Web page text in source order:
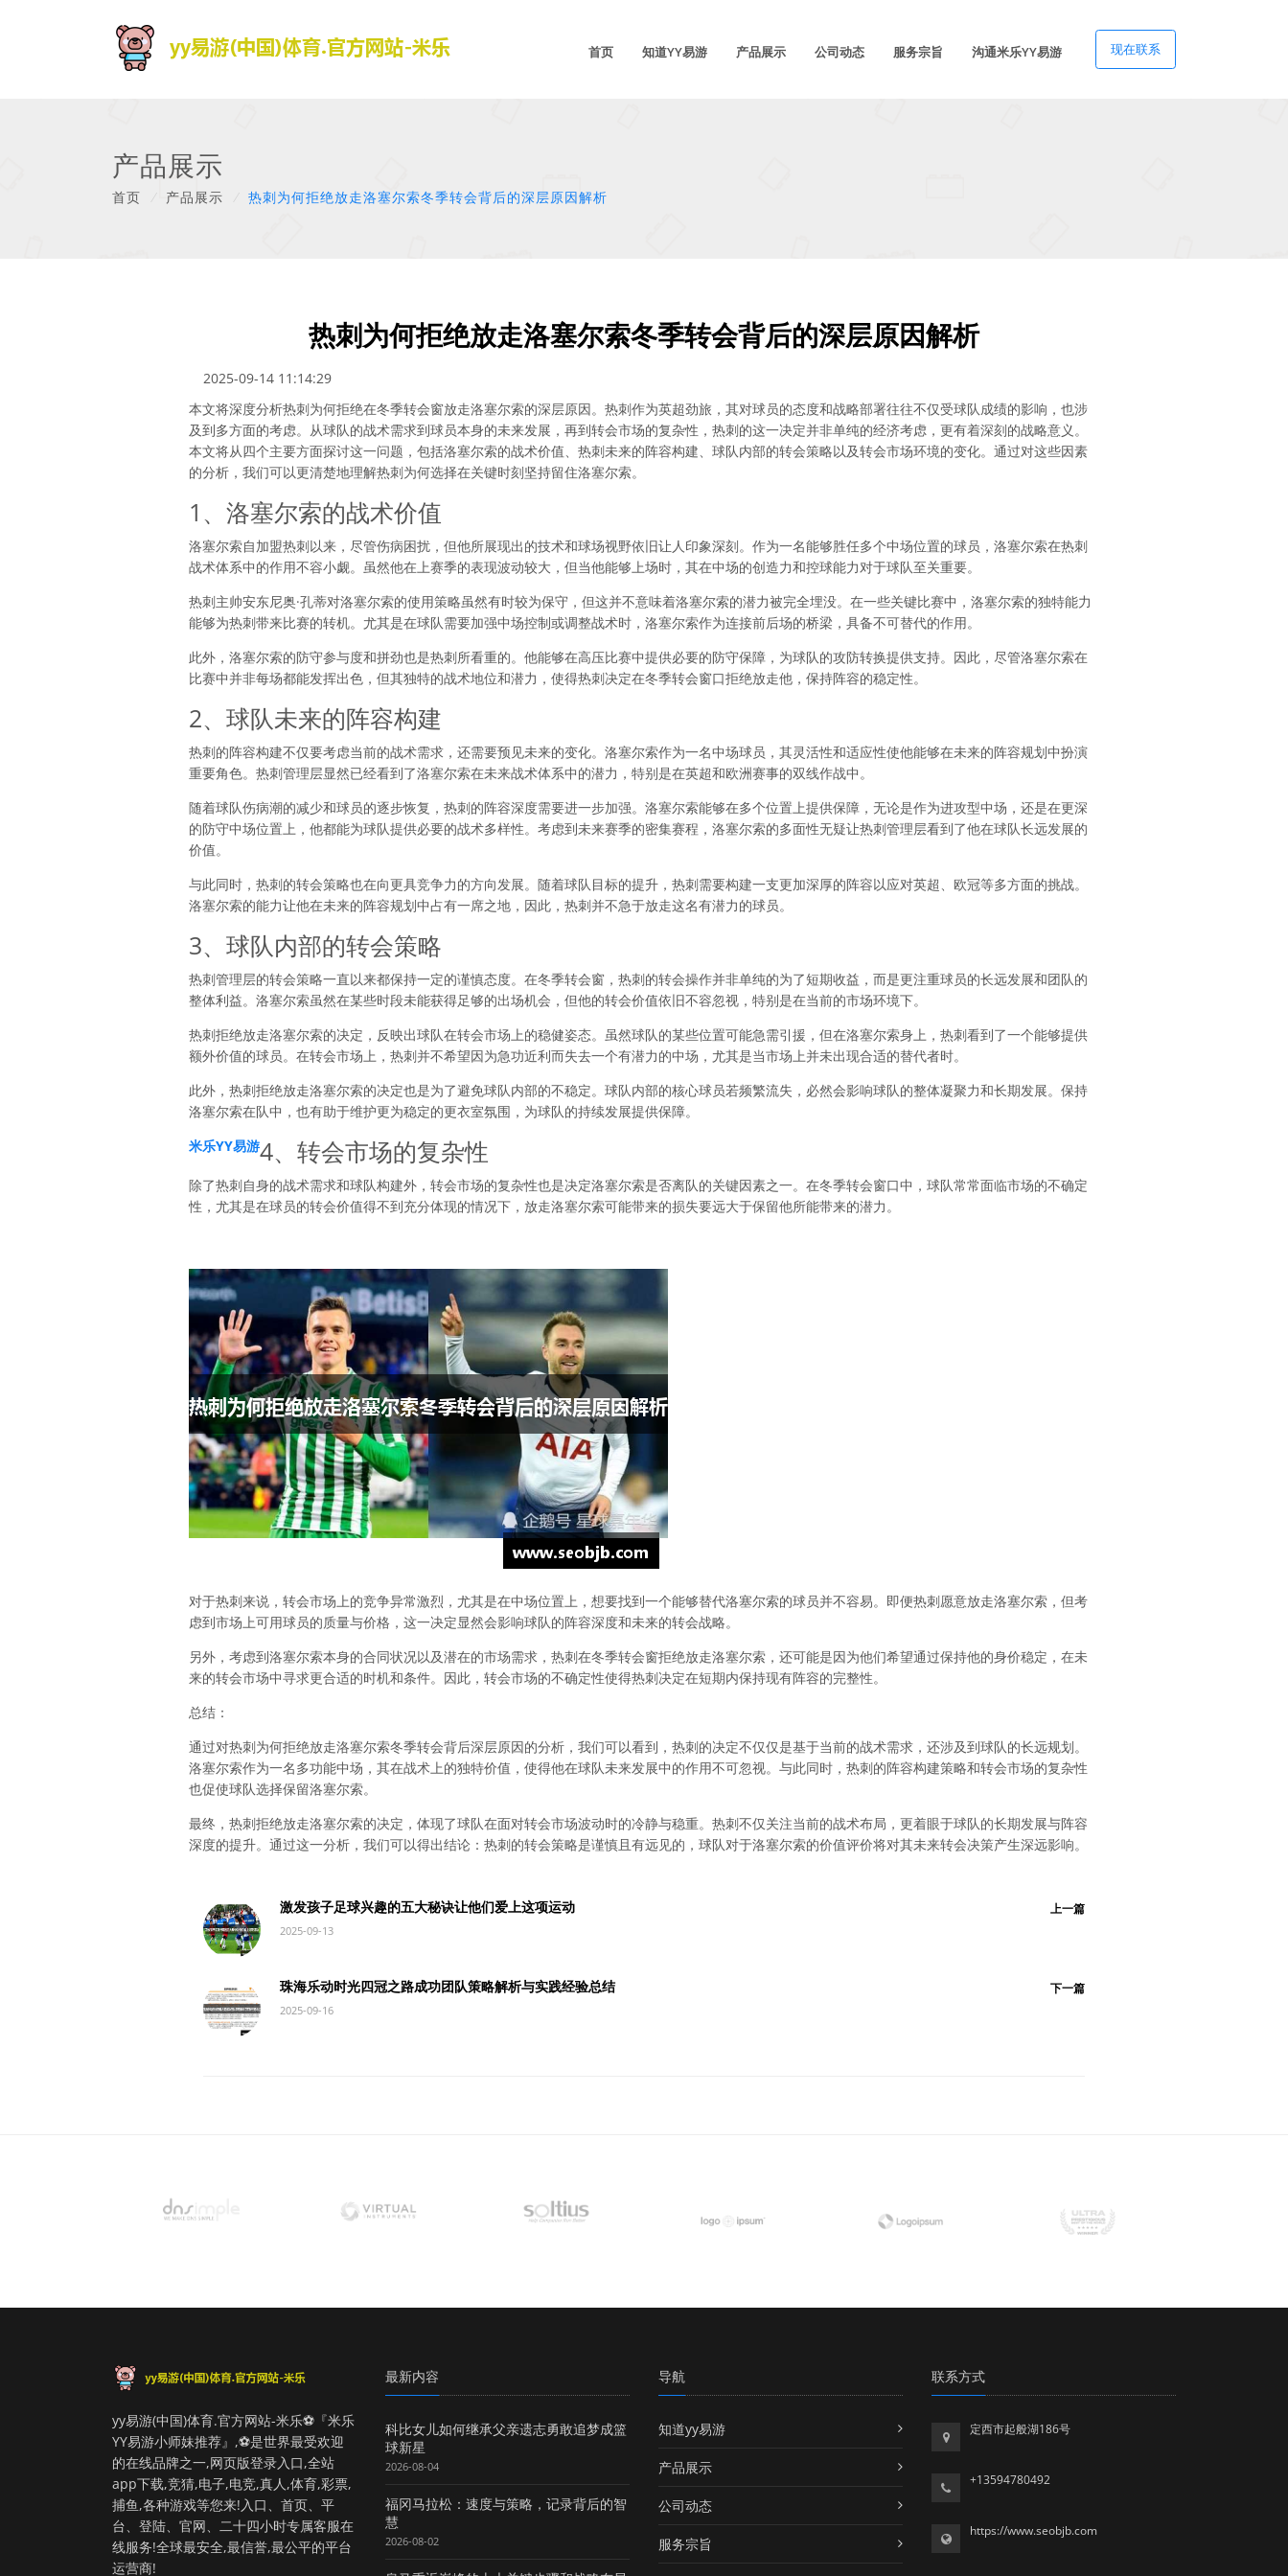
首页 知道YY易游 产品展示 公司动态 服务宗旨 沟通米乐YY易游 现在联系
产品展示
首页 产品展示 热刺为何拒绝放走洛塞尔索冬季转会背后的深层原因解析
热刺为何拒绝放走洛塞尔索冬季转会背后的深层原因解析
2025-09-14 11:14:29
本文将深度分析热刺为何拒绝在冬季转会窗放走洛塞尔索的深层原因。热刺作为英超劲旅，其对球员的态度和战略部署往往不仅受球队成绩的影响，也涉
及到多方面的考虑。从球队的战术需求到球员本身的未来发展，再到转会市场的复杂性，热刺的这一决定并非单纯的经济考虑，更有着深刻的战略意义。
本文将从四个主要方面探讨这一问题，包括洛塞尔索的战术价值、热刺未来的阵容构建、球队内部的转会策略以及转会市场环境的变化。通过对这些因素
的分析，我们可以更清楚地理解热刺为何选择在关键时刻坚持留住洛塞尔索。
1、洛塞尔索的战术价值
洛塞尔索自加盟热刺以来，尽管伤病困扰，但他所展现出的技术和球场视野依旧让人印象深刻。作为一名能够胜任多个中场位置的球员，洛塞尔索在热刺
战术体系中的作用不容小觑。虽然他在上赛季的表现波动较大，但当他能够上场时，其在中场的创造力和控球能力对于球队至关重要。
热刺主帅安东尼奥·孔蒂对洛塞尔索的使用策略虽然有时较为保守，但这并不意味着洛塞尔索的潜力被完全埋没。在一些关键比赛中，洛塞尔索的独特能力
能够为热刺带来比赛的转机。尤其是在球队需要加强中场控制或调整战术时，洛塞尔索作为连接前后场的桥梁，具备不可替代的作用。
此外，洛塞尔索的防守参与度和拼劲也是热刺所看重的。他能够在高压比赛中提供必要的防守保障，为球队的攻防转换提供支持。因此，尽管洛塞尔索在
比赛中并非每场都能发挥出色，但其独特的战术地位和潜力，使得热刺决定在冬季转会窗口拒绝放走他，保持阵容的稳定性。
2、球队未来的阵容构建
热刺的阵容构建不仅要考虑当前的战术需求，还需要预见未来的变化。洛塞尔索作为一名中场球员，其灵活性和适应性使他能够在未来的阵容规划中扮演
重要角色。热刺管理层显然已经看到了洛塞尔索在未来战术体系中的潜力，特别是在英超和欧洲赛事的双线作战中。
随着球队伤病潮的减少和球员的逐步恢复，热刺的阵容深度需要进一步加强。洛塞尔索能够在多个位置上提供保障，无论是作为进攻型中场，还是在更深
的防守中场位置上，他都能为球队提供必要的战术多样性。考虑到未来赛季的密集赛程，洛塞尔索的多面性无疑让热刺管理层看到了他在球队长远发展的
价值。
与此同时，热刺的转会策略也在向更具竞争力的方向发展。随着球队目标的提升，热刺需要构建一支更加深厚的阵容以应对英超、欧冠等多方面的挑战。
洛塞尔索的能力让他在未来的阵容规划中占有一席之地，因此，热刺并不急于放走这名有潜力的球员。
3、球队内部的转会策略
热刺管理层的转会策略一直以来都保持一定的谨慎态度。在冬季转会窗，热刺的转会操作并非单纯的为了短期收益，而是更注重球员的长远发展和团队的
整体利益。洛塞尔索虽然在某些时段未能获得足够的出场机会，但他的转会价值依旧不容忽视，特别是在当前的市场环境下。
热刺拒绝放走洛塞尔索的决定，反映出球队在转会市场上的稳健姿态。虽然球队的某些位置可能急需引援，但在洛塞尔索身上，热刺看到了一个能够提供
额外价值的球员。在转会市场上，热刺并不希望因为急功近利而失去一个有潜力的中场，尤其是当市场上并未出现合适的替代者时。
此外，热刺拒绝放走洛塞尔索的决定也是为了避免球队内部的不稳定。球队内部的核心球员若频繁流失，必然会影响球队的整体凝聚力和长期发展。保持
洛塞尔索在队中，也有助于维护更为稳定的更衣室氛围，为球队的持续发展提供保障。
米乐YY易游4、转会市场的复杂性
除了热刺自身的战术需求和球队构建外，转会市场的复杂性也是决定洛塞尔索是否离队的关键因素之一。在冬季转会窗口中，球队常常面临市场的不确定
性，尤其是在球员的转会价值得不到充分体现的情况下，放走洛塞尔索可能带来的损失要远大于保留他所能带来的潜力。
对于热刺来说，转会市场上的竞争异常激烈，尤其是在中场位置上，想要找到一个能够替代洛塞尔索的球员并不容易。即便热刺愿意放走洛塞尔索，但考
虑到市场上可用球员的质量与价格，这一决定显然会影响球队的阵容深度和未来的转会战略。
另外，考虑到洛塞尔索本身的合同状况以及潜在的市场需求，热刺在冬季转会窗拒绝放走洛塞尔索，还可能是因为他们希望通过保持他的身价稳定，在未
来的转会市场中寻求更合适的时机和条件。因此，转会市场的不确定性使得热刺决定在短期内保持现有阵容的完整性。
总结：
通过对热刺为何拒绝放走洛塞尔索冬季转会背后深层原因的分析，我们可以看到，热刺的决定不仅仅是基于当前的战术需求，还涉及到球队的长远规划。
洛塞尔索作为一名多功能中场，其在战术上的独特价值，使得他在球队未来发展中的作用不可忽视。与此同时，热刺的阵容构建策略和转会市场的复杂性
也促使球队选择保留洛塞尔索。
最终，热刺拒绝放走洛塞尔索的决定，体现了球队在面对转会市场波动时的冷静与稳重。热刺不仅关注当前的战术布局，更着眼于球队的长期发展与阵容
深度的提升。通过这一分析，我们可以得出结论：热刺的转会策略是谨慎且有远见的，球队对于洛塞尔索的价值评价将对其未来转会决策产生深远影响。
激发孩子足球兴趣的五大秘诀让他们爱上这项运动
2025-09-13
上一篇
珠海乐动时光四冠之路成功团队策略解析与实践经验总结
2025-09-16
下一篇
yy易游(中国)体育.官方网站-米乐⚽️『米乐
YY易游小师妹推荐』,⚽️是世界最受欢迎
的在线品牌之一,网页版登录入口,全站
app下载,竞猜,电子,电竞,真人,体育,彩票,
捕鱼,各种游戏等您来!入口、首页、平
台、登陆、官网、二十四小时专属客服在
线服务!全球最安全,最信誉,最公平的平台
运营商!
最新内容
科比女儿如何继承父亲遗志勇敢追梦成篮
球新星
2026-08-04
福冈马拉松：速度与策略，记录背后的智
慧
2026-08-02
导航
知道yy易游
产品展示
公司动态
服务宗旨
联系方式
定西市起般湖186号
+13594780492
https://www.seobjb.com